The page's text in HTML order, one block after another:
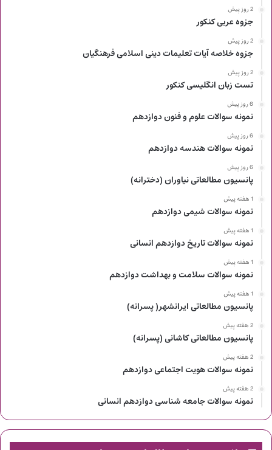
2 روز پیش
جزوه عربی کنکور
2 روز پیش
جزوه خلاصه آیات تعلیمات دینی اسلامی فرهنگیان
2 روز پیش
تست زبان انگلیسی کنکور
6 روز پیش
نمونه سوالات علوم و فنون دوازدهم
6 روز پیش
نمونه سوالات هندسه دوازدهم
6 روز پیش
پانسیون مطالعاتی نیاوران (دخترانه)
1 هفته پیش
نمونه سوالات شیمی دوازدهم
1 هفته پیش
نمونه سوالات تاریخ دوازدهم انسانی
1 هفته پیش
نمونه سوالات سلامت و بهداشت دوازدهم
1 هفته پیش
پانسیون مطالعاتی ایرانشهر( پسرانه)
2 هفته پیش
پانسیون مطالعاتی کاشانی (پسرانه)
2 هفته پیش
نمونه سوالات هویت اجتماعی دوازدهم
2 هفته پیش
نمونه سوالات جامعه شناسی دوازدهم انسانی